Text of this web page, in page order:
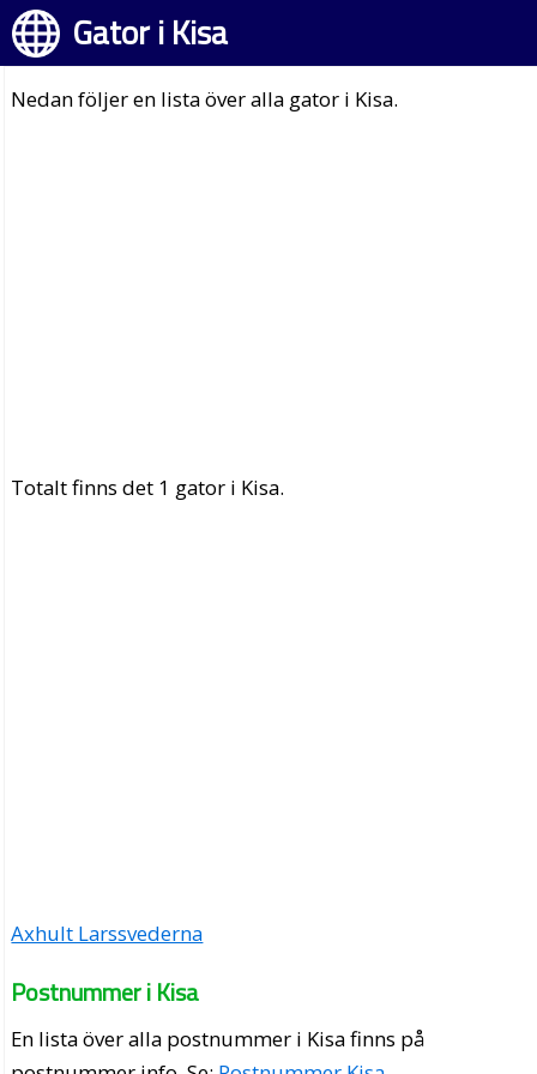
Gator i Kisa
Nedan följer en lista över alla gator i Kisa.
Totalt finns det 1 gator i Kisa.
Axhult Larssvederna
Postnummer i Kisa
En lista över alla postnummer i Kisa finns på